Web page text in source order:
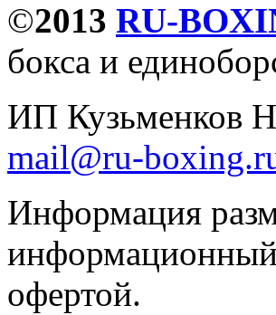
©2013 RU-
бокса и
ИП Кузьменков
mail@ru-
Информация
информационный
офертой.